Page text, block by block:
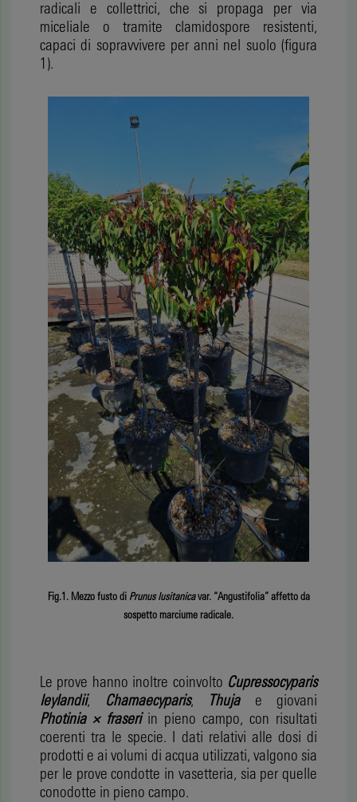
radicali e collettrici, che si propaga per via
miceliale o tramite clamidospore resistenti,
capaci di sopravvivere per anni nel suolo (figura
1).
Fig.1. Mezzo fusto di Prunus lusitanicavar. “Angustifolia” affetto da
sospetto marciume radicale.
Le prove hanno inoltre coinvolto Cupressocyparis
leylandii, Chamaecyparis, Thujae giovani
Photinia × fraseriin pieno campo, con risultati
coerenti tra le specie. I dati relativi alle dosi di
prodotti e ai volumi di acqua utilizzati, valgono sia
per le prove condotte in vasetteria, sia per quelle
conodotte in pieno campo.